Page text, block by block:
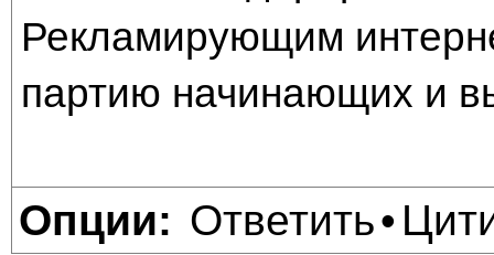
Рекламирующим
партию начинающих и
Опции: Ответить•